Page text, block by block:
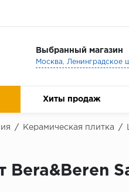
Выбранный магазин
Хиты продаж
/ Керамическая плитка /
Bera&Beren